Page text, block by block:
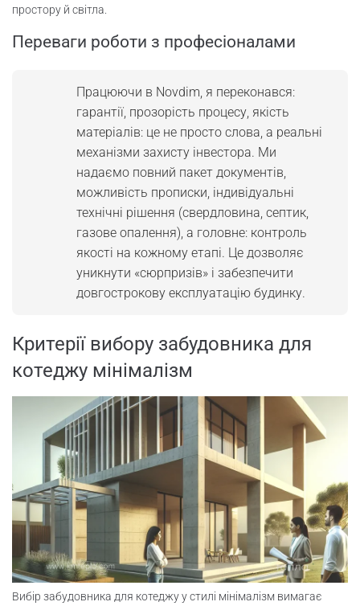
простору й світла.
Переваги роботи з професіоналами
Працюючи в Novdim, я переконався:
гарантії, прозорість процесу, якість
матеріалів: це не просто слова, а реальні
механізми захисту інвестора. Ми
надаємо повний пакет документів,
можливість прописки, індивідуальні
технічні рішення (свердловина, септик,
газове опалення), а головне: контроль
якості на кожному етапі. Це дозволяє
уникнути «сюрпризів» і забезпечити
довгострокову експлуатацію будинку.
Критерії вибору забудовника для
котеджу мінімалізм
Вибір забудовника для котеджу у стилі мінімалізм вимагає